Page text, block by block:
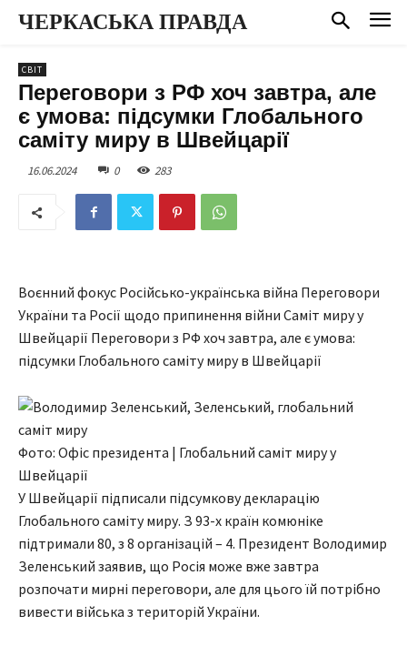
ЧЕРКАСЬКА ПРАВДА
СВІТ
Переговори з РФ хоч завтра, але
є умова: підсумки Глобального
саміту миру в Швейцарії
16.06.2024 0 283
Воєнний фокус Російсько-українська війна Переговори
України та Росії щодо припинення війни Саміт миру у
Швейцарії Переговори з РФ хоч завтра, але є умова:
підсумки Глобального саміту миру в Швейцарії
Фото: Офіс президента | Глобальний саміт миру у
Швейцарії
У Швейцарії підписали підсумкову декларацію
Глобального саміту миру. З 93-х країн комюніке
підтримали 80, з 8 організацій – 4. Президент Володимир
Зеленський заявив, що Росія може вже завтра
розпочати мирні переговори, але для цього їй потрібно
вивести війська з територій України.